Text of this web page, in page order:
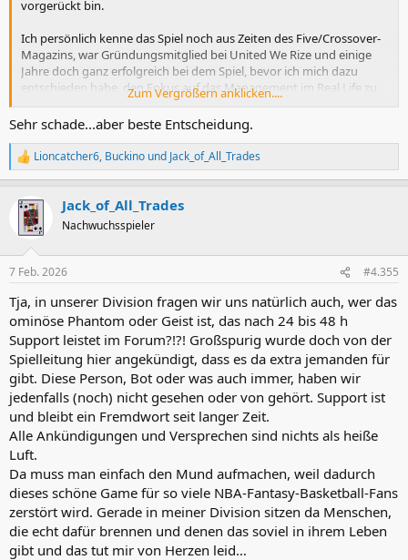
vorgerückt bin.
Ich persönlich kenne das Spiel noch aus Zeiten des Five/Crossover-
Magazins, war Gründungsmitglied bei United We Rize und einige
Jahre doch ganz erfolgreich bei dem Spiel, bevor ich mich dazu
entschieden habe, den Fokus auf das Management im Real Life zu
legen. Auch wenn früher nicht alles perfekt gelaufen ist - so ein
katastrophales Management des Spiels ist wirklich erschreckend.
Die Kommentare zu Versprechen aus den letzten Jahren bestätigen
dann auch in gewisser Weise die Eindrücke. Bin daher raus -
wünsche euch aber noch viel Spaß und Erfolg!
Zum Vergrößern anklicken....
Sehr schade...aber beste Entscheidung.
R
e
k
e
:
Lioncatcher6, Buckino und Jack_of_All_Trades
Jack_of_All_Trades
Nachwuchsspieler
7 Feb. 2026 #4.355
Tja, in unserer Division fragen wir uns natürlich auch, wer das
ominöse Phantom oder Geist ist, das nach 24 bis 48 h
Support leistet im Forum?!?! Großspurig wurde doch von der
Spielleitung hier angekündigt, dass es da extra jemanden für
gibt. Diese Person, Bot oder was auch immer, haben wir
jedenfalls (noch) nicht gesehen oder von gehört. Support ist
und bleibt ein Fremdwort seit langer Zeit.
Alle Ankündigungen und Versprechen sind nichts als heiße
Luft.
Da muss man einfach den Mund aufmachen, weil dadurch
dieses schöne Game für so viele NBA-Fantasy-Basketball-Fans
zerstört wird. Gerade in meiner Division sitzen da Menschen,
die echt dafür brennen und denen das soviel in ihrem Leben
gibt und das tut mir von Herzen leid…